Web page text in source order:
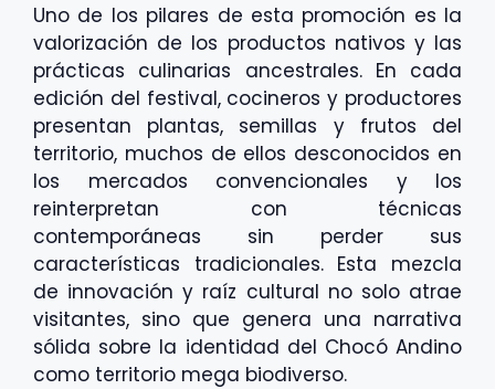
Uno de los pilares de esta promoción es la
valorización de los productos nativos y las
prácticas culinarias ancestrales. En cada
edición del festival, cocineros y productores
presentan plantas, semillas y frutos del
territorio, muchos de ellos desconocidos en
los mercados convencionales y los
reinterpretan con técnicas
contemporáneas sin perder sus
características tradicionales. Esta mezcla
de innovación y raíz cultural no solo atrae
visitantes, sino que genera una narrativa
sólida sobre la identidad del Chocó Andino
como territorio mega biodiverso.